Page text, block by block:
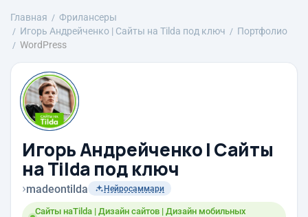
Главная
Фрилансеры
Игорь Андрейченко | Сайты на Tilda под ключ
Портфолио
WordPress
Игорь Андрейченко | Сайты
на Tilda под ключ
›madeontilda Нейросаммари
Сайты наTilda | Дизайн сайтов | Дизайн мобильных